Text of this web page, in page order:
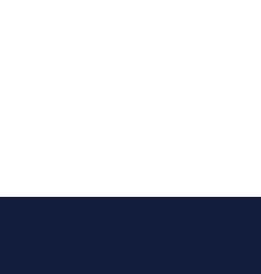
de Cruzeiro-SP participa do